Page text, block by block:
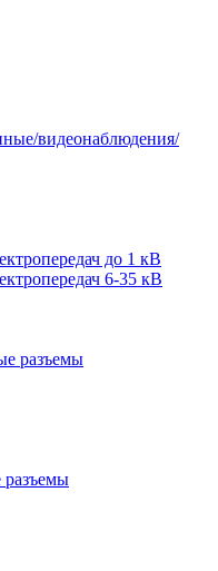
видеонаблюдения/
до 1 кВ
6-35 кВ
разъемы
разъемы